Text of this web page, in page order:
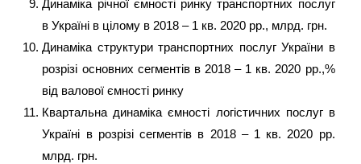
Динаміка річної ємності ринку транспортних послуг
в Україні в цілому в 2018 – 1 кв. 2020 рр., млрд. грн.
Динаміка структури транспортних послуг України в
розрізі основних сегментів в 2018 – 1 кв. 2020 рр.,%
від валової ємності ринку
Квартальна динаміка ємності логістичних послуг в
Україні в розрізі сегментів в 2018 – 1 кв. 2020 рр.
млрд. грн.